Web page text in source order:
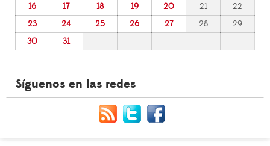
16
17 18 19 20 21
22
23
24 25 26 27 28
29
30
31
Síguenos en las redes